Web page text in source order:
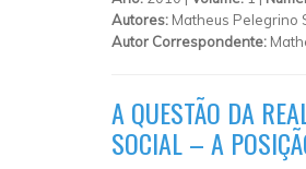
Autores: Matheus Pelegrino
Autor Correspondente:
A QUESTÃO DA
SOCIAL – A